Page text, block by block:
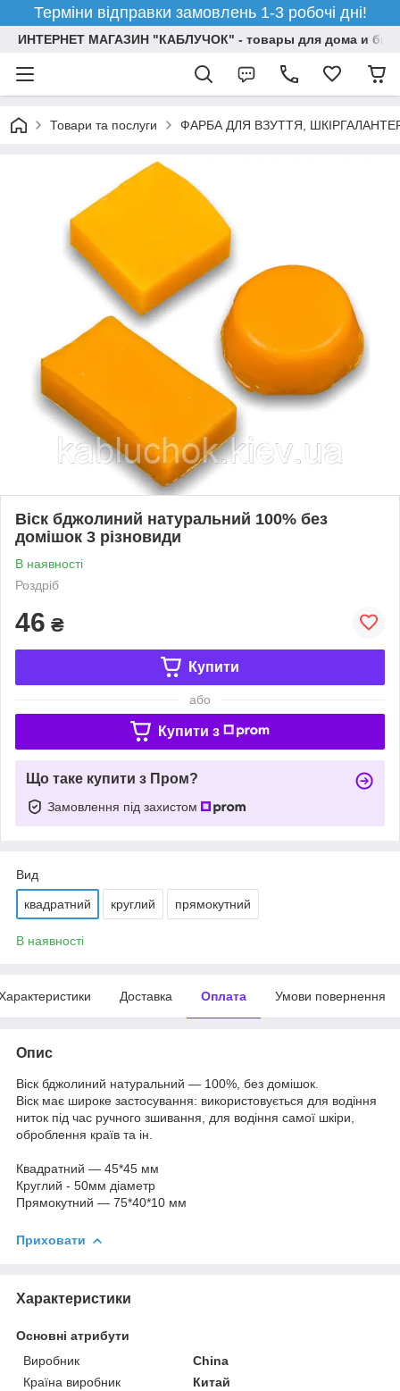
Терміни відправки замовлень 1-3 робочі дні!
ИНТЕРНЕТ МАГАЗИН "КАБЛУЧОК" - товары для дома и
Товари та послуги ФАРБА ДЛЯ ВЗУТТЯ,
Віск бджолиний натуральний 100% без
домішок 3 різновиди
В наявності
Роздріб
46 ₴
Купити
або
Купити з
Що таке купити з Пром?
Замовлення під захистом
Вид
квадратний круглий прямокутний
В наявності
Доставка Оплата Умови повернення
Опис
Віск бджолиний натуральний — 100%, без домішок.
Віск має широке застосування: використовується для водіння
ниток під час ручного зшивання, для водіння самої шкіри,
оброблення країв та ін.
Квадратний — 45*45 мм
Круглий - 50мм діаметр
Прямокутний — 75*40*10 мм
Приховати
Характеристики
Основні атрибути
Виробник
China
Країна виробник
Китай